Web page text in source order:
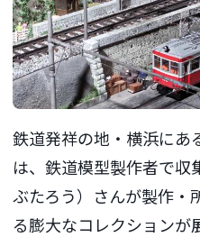
鉄道発祥の地・横浜にあ
は、鉄道模型製作者で収
ぶたろう）さんが製作・
る膨大なコレクションが